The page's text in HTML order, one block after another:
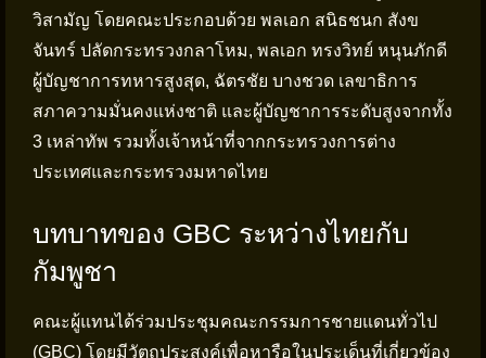
วิสามัญ โดยคณะประกอบด้วย พลเอก สนิธชนก สังข
จันทร์ ปลัดกระทรวงกลาโหม, พลเอก ทรงวิทย์ หนุนภักดี
ผู้บัญชาการทหารสูงสุด, ฉัตรชัย บางชวด เลขาธิการ
สภาความมั่นคงแห่งชาติ และผู้บัญชาการระดับสูงจากทั้ง
3 เหล่าทัพ รวมทั้งเจ้าหน้าที่จากกระทรวงการต่าง
ประเทศและกระทรวงมหาดไทย
บทบาทของ GBC ระหว่างไทยกับ
กัมพูชา
คณะผู้แทนได้ร่วมประชุมคณะกรรมการชายแดนทั่วไป
(GBC) โดยมีวัตถุประสงค์เพื่อหารือในประเด็นที่เกี่ยวข้อง